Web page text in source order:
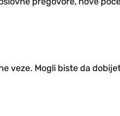
veze. Mogli biste da